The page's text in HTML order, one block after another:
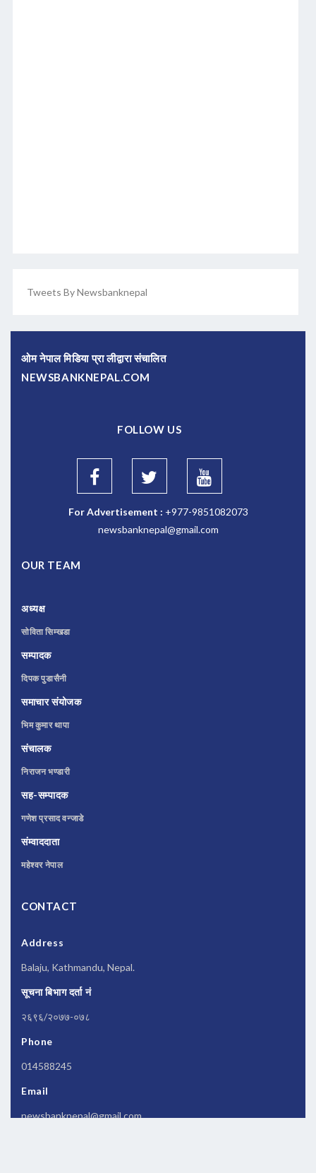
Tweets By Newsbanknepal
ओम नेपाल मिडिया प्रा लीद्वारा संचालित
NEWSBANKNEPAL.COM
FOLLOW US
For Advertisement : +977-9851082073
newsbanknepal@gmail.com
OUR TEAM
अध्यक्ष
सोविता सिम्खडा
सम्पादक
दिपक पुडासैनी
समाचार संयोजक
भिम कुमार थापा
संचालक
निराजन भण्डारी
सह-सम्पादक
गणेश प्रसाद वन्जाडे
संम्वाददाता
महेश्वर नेपाल
CONTACT
Address
Balaju, Kathmandu, Nepal.
सूचना बिभाग दर्ता नं
२६९६/२०७७-०७८
Phone
014588245
Email
newsbanknepal@gmail.com